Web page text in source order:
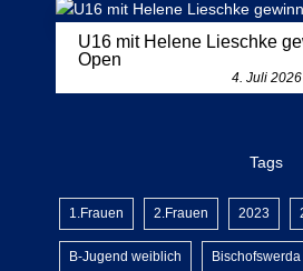
U16 mit Helene Lieschke
Open
4. Juli 2026
Tags
1.Frauen 2.Frauen 2023
B-Jugend weiblich Bischofswerda